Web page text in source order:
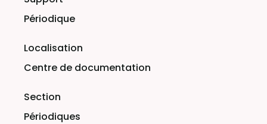
Périodique
Centre de documentation
Périodiques